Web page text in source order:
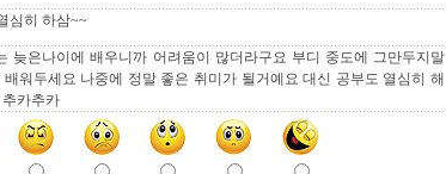
심히 하삼~~
늦은나이에 배우니까 어려움이 많더라구요 부디 중도에 그만두지말
워두세요 나중에 정말 좋은 취미가 될거예요 대신 공부도 열심히 해
카추카